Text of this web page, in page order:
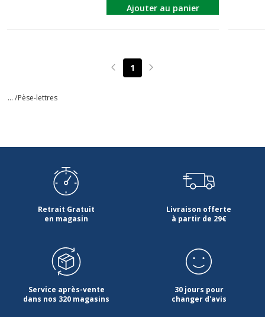
Ajouter au panier
Page précédente
1 Page suivante
... /Pèse-lettres
Retrait Gratuit
en magasin
Livraison offerte
à partir de 29€
Service après-vente
dans nos 320 magasins
30 jours pour
changer d'avis